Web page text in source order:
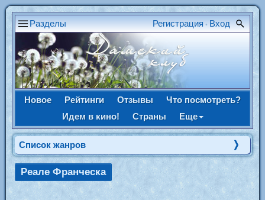
Разделы Регистрация • Вход
Новое Рейтинги Отзывы
Что посмотреть?
Идем в кино!
Страны Еще
Список жанров
Реале Франческа